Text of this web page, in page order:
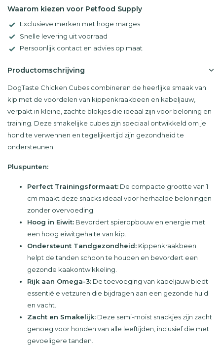
Waarom kiezen voor Petfood Supply
Exclusieve merken met hoge marges
Snelle levering uit voorraad
Persoonlijk contact en advies op maat
Productomschrijving
DogTaste Chicken Cubes combineren de heerlijke smaak van
kip met de voordelen van kippenkraakbeen en kabeljauw,
verpakt in kleine, zachte blokjes die ideaal zijn voor beloning en
training. Deze smakelijke cubes zijn speciaal ontwikkeld om je
hond te verwennen en tegelijkertijd zijn gezondheid te
ondersteunen.
Pluspunten:
Perfect Trainingsformaat: De compacte grootte van 1
cm maakt deze snacks ideaal voor herhaalde beloningen
zonder overvoeding.
Hoog in Eiwit: Bevordert spieropbouw en energie met
een hoog eiwitgehalte van kip.
Ondersteunt Tandgezondheid: Kippenkraakbeen
helpt de tanden schoon te houden en bevordert een
gezonde kaakontwikkeling.
Rijk aan Omega-3: De toevoeging van kabeljauw biedt
essentiële vetzuren die bijdragen aan een gezonde huid
en vacht.
Zacht en Smakelijk: Deze semi-moist snackjes zijn zacht
genoeg voor honden van alle leeftijden, inclusief die met
gevoeligere tanden.